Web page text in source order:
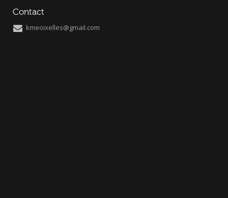
Contact
kmeoixelles@gmail.com